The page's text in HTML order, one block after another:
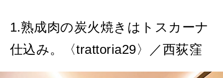
特集
2026年9月号「北海道 おいしく遊ぶ、夏のご褒美旅。」
1.熟成肉の炭火焼きはトスカーナ
仕込み。〈trattoria29〉／西荻窪